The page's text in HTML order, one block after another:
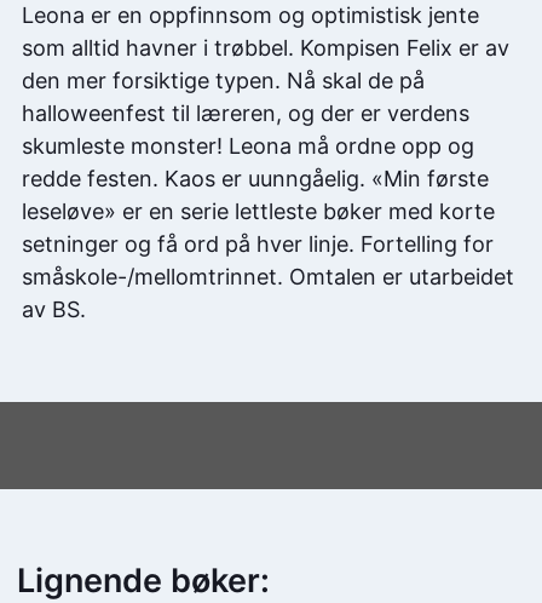
Leona er en oppfinnsom og optimistisk jente
som alltid havner i trøbbel. Kompisen Felix er av
den mer forsiktige typen. Nå skal de på
halloweenfest til læreren, og der er verdens
skumleste monster! Leona må ordne opp og
redde festen. Kaos er uunngåelig. «Min første
leseløve» er en serie lettleste bøker med korte
setninger og få ord på hver linje. Fortelling for
småskole-/mellomtrinnet. Omtalen er utarbeidet
av BS.
Lignende bøker: